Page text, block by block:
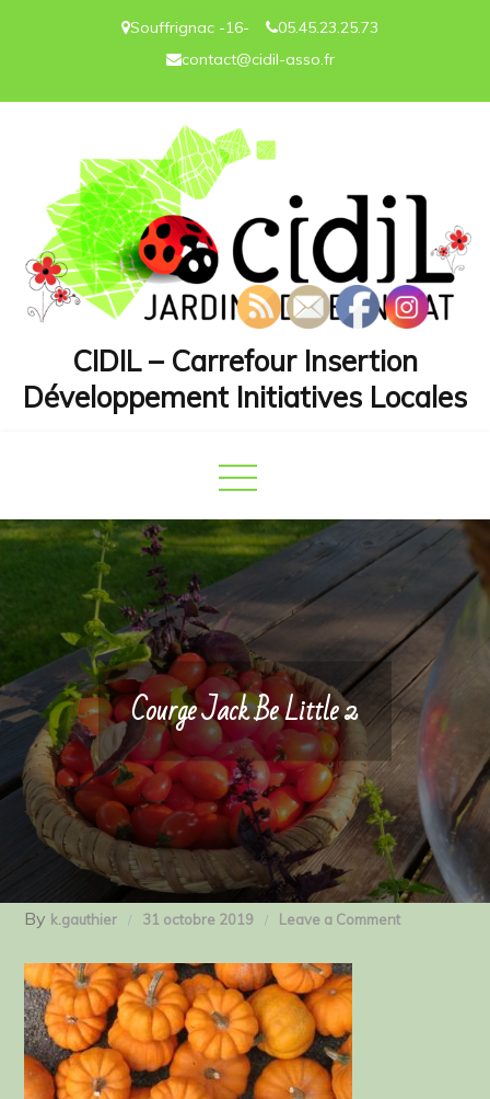
Souffrignac -16-
05.45.23.25.73
contact@cidil-asso.fr
CIDIL – Carrefour Insertion
Développement Initiatives Locales
Courge Jack Be Little 2
By k.gauthier 31 octobre 2019 Leave a Commenton